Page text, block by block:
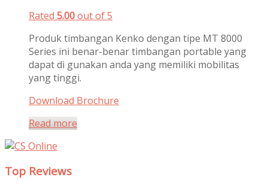
Rated 5.00out of 5
Produk timbangan Kenko dengan tipe MT 8000
Series ini benar-benar timbangan portable yang
dapat di gunakan anda yang memiliki mobilitas
yang tinggi.
Download Brochure
Read more
Top Reviews